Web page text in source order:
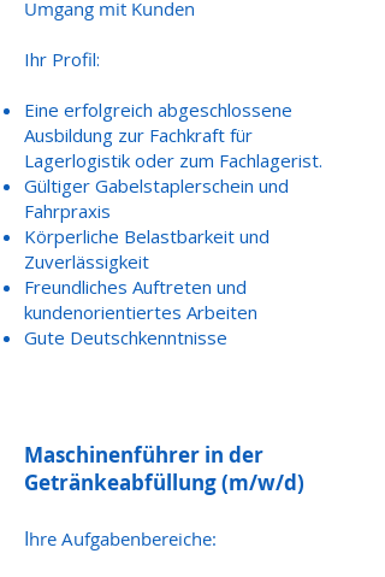
Umgang mit Kunden
Ihr Profil:
Eine erfolgreich abgeschlossene
Ausbildung zur Fachkraft für
Lagerlogistik oder zum Fachlagerist.
Gültiger Gabelstaplerschein und
Fahrpraxis
Körperliche Belastbarkeit und
Zuverlässigkeit
Freundliches Auftreten und
kundenorientiertes Arbeiten
Gute Deutschkenntnisse
Maschinenführer in der
Getränkeabfüllung (m/w/d)
Ihre Aufgabenbereiche: